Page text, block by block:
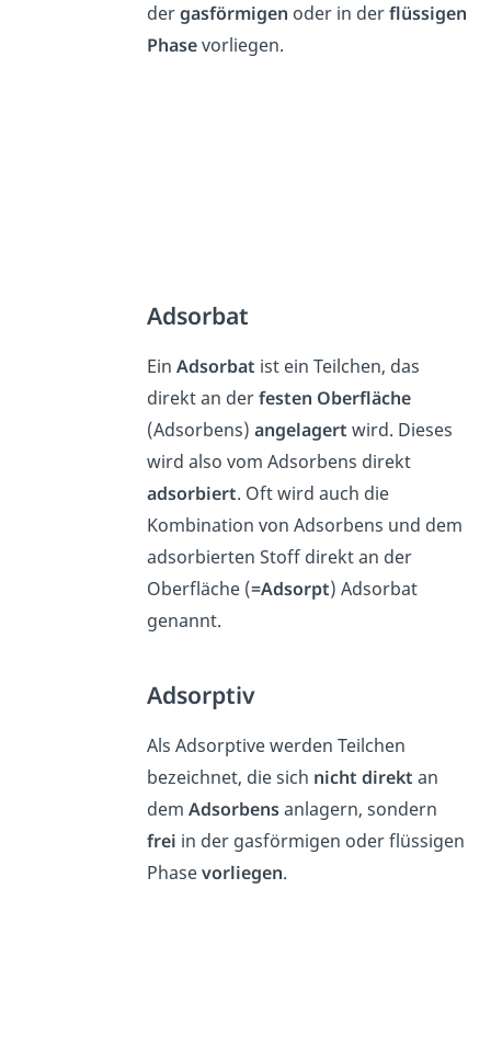
dergasförmigen oder in derflüssigen
Phasevorliegen.
Adsorbat
EinAdsorbat ist ein Teilchen, das
direkt an derfesten Oberfläche
(Adsorbens)angelagert wird. Dieses
wird also vom Adsorbens direkt
adsorbiert. Oft wird auch die
Kombination von Adsorbens und dem
adsorbierten Stoff direkt an der
Oberfläche (=Adsorpt) Adsorbat
genannt.
Adsorptiv
Als Adsorptive werden Teilchen
bezeichnet, die sich nicht direkt an
demAdsorbensanlagern, sondern
frei in der gasförmigen oder flüssigen
Phasevorliegen.